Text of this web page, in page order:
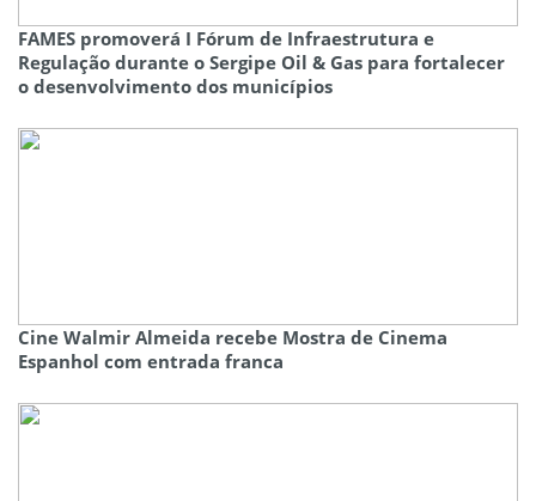
FAMES promoverá I Fórum de Infraestrutura e
Regulação durante o Sergipe Oil & Gas para fortalecer
o desenvolvimento dos municípios
Cine Walmir Almeida recebe Mostra de Cinema
Espanhol com entrada franca